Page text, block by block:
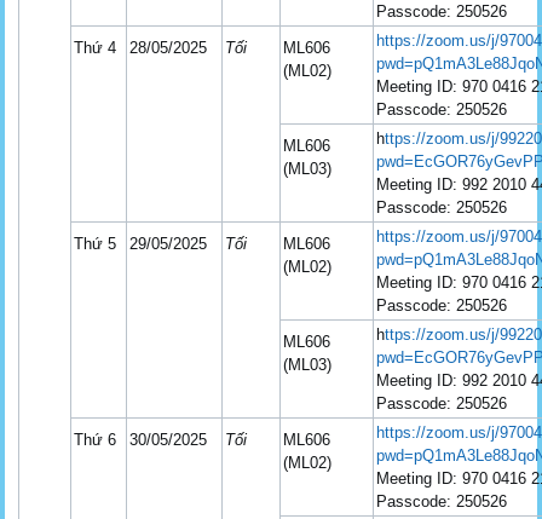
Passcode: 250526
Thứ 4
28/05/2025 Tối
ML606
(ML02)
https://zoom.us/j/
Meeting ID: 970 0416
Passcode: 250526
ML606
(ML03)
https://zoom.us/j/
Meeting ID: 992 2010
Passcode: 250526
Thứ 5
29/05/2025 Tối
ML606
(ML02)
https://zoom.us/j/
Meeting ID: 970 0416
Passcode: 250526
ML606
(ML03)
https://zoom.us/j/
Meeting ID: 992 2010
Passcode: 250526
Thứ 6
30/05/2025 Tối
ML606
(ML02)
https://zoom.us/j/
Meeting ID: 970 0416
Passcode: 250526